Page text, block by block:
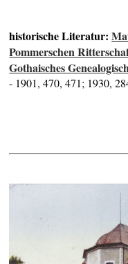
historische Literatur:
Pommerschen
Gothaisches
- 1901, 470, 471; 1930,